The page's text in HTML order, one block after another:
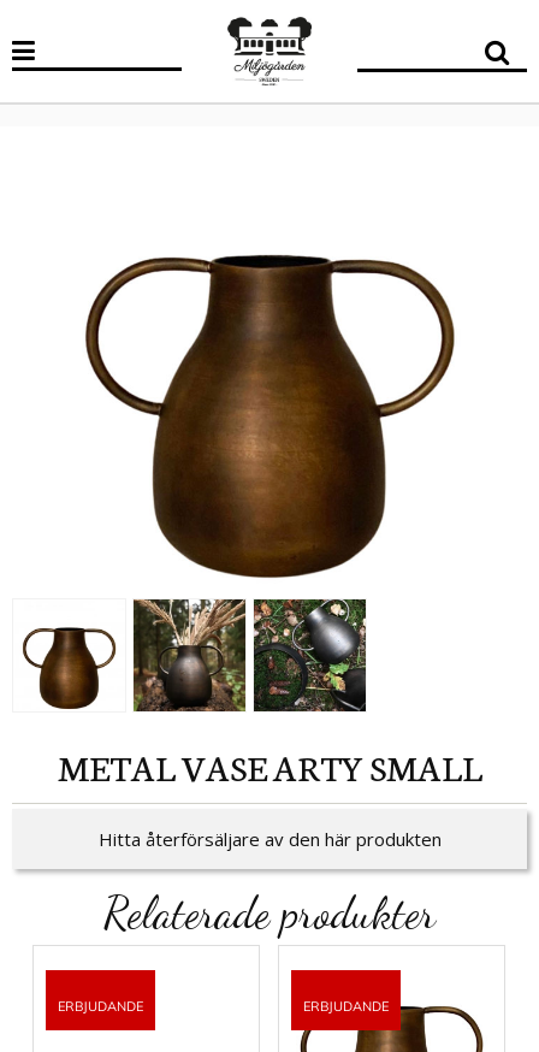
METAL VASE ARTY SMALL
Hitta återförsäljare av den här produkten
Relaterade produkter